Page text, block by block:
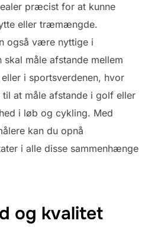
præcist for at kunne
eller træmængde.
også være nyttige i
skal måle afstande mellem
i sportsverdenen, hvor
til at måle afstande i golf eller
i løb og cykling. Med
kan du opnå
i alle disse sammenhænge
og kvalitet